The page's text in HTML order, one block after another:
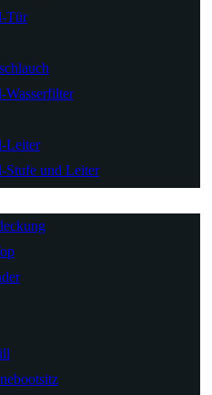
Tür
Wasserfilter
Leiter
Stufe und Leiter